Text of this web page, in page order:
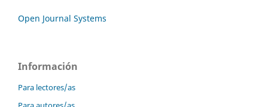
Open Journal Systems
Información
Para lectores/as